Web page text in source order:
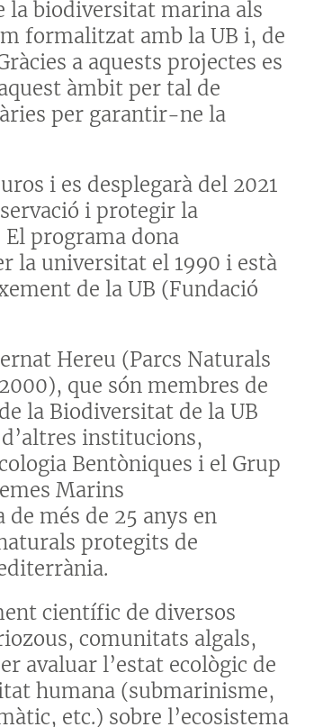
la biodiversitat marina als
formalitzat amb la UB i, de
a aquests projectes es
àmbit per tal de
per garantir-ne la
i es desplegarà del 2021
i protegir la
programa dona
la universitat el 1990 i està
de la UB (Fundació
Hereu (Parcs Naturals
que són membres de
la Biodiversitat de la UB
institucions,
Bentòniques i el Grup
Marins
més de 25 anys en
protegits de
científic de diversos
comunitats algals,
avaluar l’estat ecològic de
humana (submarinisme,
etc.) sobre l’ecosistema